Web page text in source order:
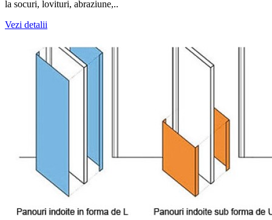
la socuri, lovituri, abraziune,..
Vezi detalii